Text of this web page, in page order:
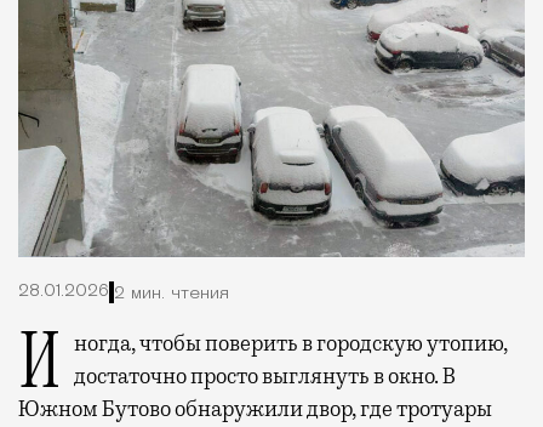
28.01.2026 2 мин. чтения
Иногда, чтобы поверить в городскую утопию, достаточно просто выглянуть в окно. В
Южном Бутово обнаружили двор, где тротуары